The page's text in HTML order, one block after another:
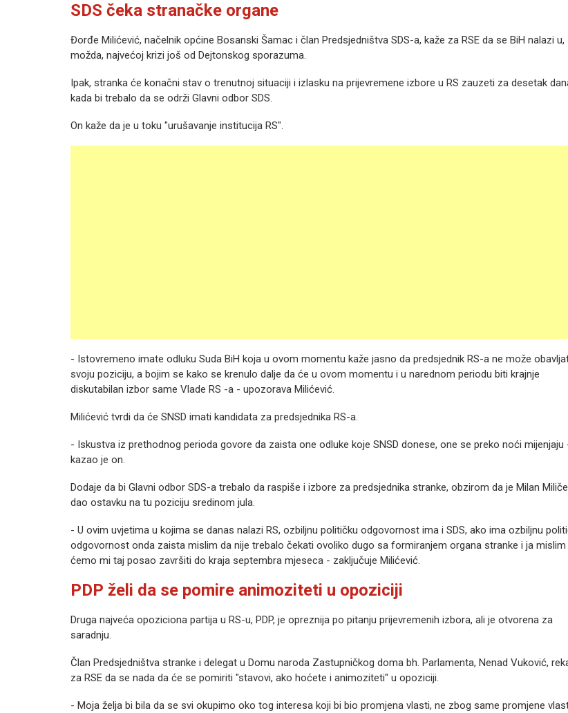
SDS čeka stranačke organe
Đorđe Milićević, načelnik općine Bosanski Šamac i član Predsjedništva SDS-a, kaže za RSE da se BiH nalazi u,
možda, najvećoj krizi još od Dejtonskog sporazuma.
Ipak, stranka će konačni stav o trenutnoj situaciji i izlasku na prijevremene izbore u RS zauzeti za desetak
kada bi trebalo da se održi Glavni odbor SDS.
On kaže da je u toku "urušavanje institucija RS".
- Istovremeno imate odluku Suda BiH koja u ovom momentu kaže jasno da predsjednik RS-a ne može
svoju poziciju, a bojim se kako se krenulo dalje da će u ovom momentu i u narednom periodu biti krajnje
diskutabilan izbor same Vlade RS -a - upozorava Milićević.
Milićević tvrdi da će SNSD imati kandidata za predsjednika RS-a.
- Iskustva iz prethodnog perioda govore da zaista one odluke koje SNSD donese, one se preko noći mijenjaju
kazao je on.
Dodaje da bi Glavni odbor SDS-a trebalo da raspiše i izbore za predsjednika stranke, obzirom da je Milan
dao ostavku na tu poziciju sredinom jula.
- U ovim uvjetima u kojima se danas nalazi RS, ozbiljnu političku odgovornost ima i SDS, ako ima ozbiljnu
odgovornost onda zaista mislim da nije trebalo čekati ovoliko dugo sa formiranjem organa stranke i ja mislim
ćemo mi taj posao završiti do kraja septembra mjeseca - zaključuje Milićević.
PDP želi da se pomire animoziteti u opoziciji
Druga najveća opoziciona partija u RS-u, PDP, je opreznija po pitanju prijevremenih izbora, ali je otvorena za
saradnju.
Član Predsjedništva stranke i delegat u Domu naroda Zastupničkog doma bh. Parlamenta, Nenad Vuković,
za RSE da se nada da će se pomiriti "stavovi, ako hoćete i animoziteti" u opoziciji.
- Moja želja bi bila da se svi okupimo oko tog interesa koji bi bio promjena vlasti, ne zbog same promjene